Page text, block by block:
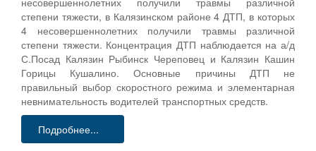
степени тяжести, в Калязинском районе 4 ДТП, в которых
4 несовершеннолетних получили травмы различной
степени тяжести. Концентрация ДТП наблюдается на а/д
С.Посад Калязин Рыбинск Череповец и Калязин Кашин
Горицы Кушалино. Основные причины ДТП не
правильный выбор скоростного режима и элементарная
невнимательность водителей транспортных средств.
Подробнее...